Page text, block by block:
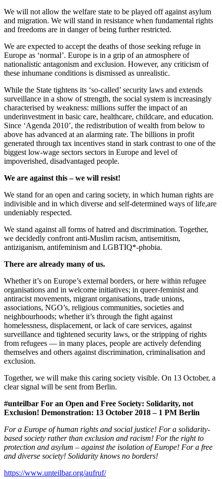
We will not allow the welfare state to be played off against asylum
and migration. We will stand in resistance when fundamental rights
and freedoms are in danger of being further restricted.
We are expected to accept the deaths of those seeking refuge in
Europe as ‘normal’. Europe is in a grip of an atmosphere of
nationalistic antagonism and exclusion. However, any criticism of
these inhumane conditions is dismissed as unrealistic.
While the State tightens its ‘so-called’ security laws and extends
surveillance in a show of strength, the social system is increasingly
characterised by weakness: millions suffer the impact of an
underinvestment in basic care, healthcare, childcare, and education.
Since ‘Agenda 2010’, the redistribution of wealth from below to
above has advanced at an alarming rate. The billions in profit
generated through tax incentives stand in stark contrast to one of the
biggest low-wage sectors sectors in Europe and level of
impoverished, disadvantaged people.
We are against this – we will resist!
We stand for an open and caring society, in which human rights are
indivisible and in which diverse and self-determined ways of life,are
undeniably respected.
We stand against all forms of hatred and discrimination. Together,
we decidedly confront anti-Muslim racism, antisemitism,
antiziganism, antifeminism and LGBTIQ*-phobia.
There are already many of us.
Whether it’s on Europe’s external borders, or here within refugee
organisations and in welcome initiatives; in queer-feminist and
antiracist movements, migrant organisations, trade unions,
associations, NGO’s, religious communities, societies and
neighbourhoods; whether it’s through the fight against
homelessness, displacement, or lack of care services, against
surveillance and tightened security laws, or the stripping of rights
from refugees — in many places, people are actively defending
themselves and others against discrimination, criminalisation and
exclusion.
Together, we will make this caring society visible. On 13 October, a
clear signal will be sent from Berlin.
#unteilbar For an Open and Free Society: Solidarity, not
Exclusion! Demonstration: 13 October 2018 – 1 PM Berlin
For a Europe of human rights and social justice! For a solidarity-
based society rather than exclusion and racism! For the right to
protection and asylum – against the isolation of Europe! For a free
and diverse society! Solidarity knows no borders!
https://www.unteilbar.org/aufruf/